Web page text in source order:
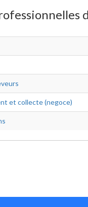
et collecte (negoce)